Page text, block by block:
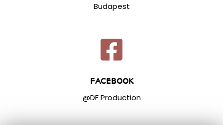
Budapest
FACEBOOK
@DF Production